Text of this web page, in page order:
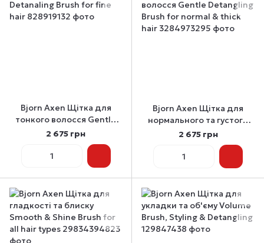
Bjorn Axen Щітка для
тонкого волосся Gentle
Detanaling Brush for fine
2 675 грн
Bjorn Axen Щітка для
нормального та густого
волосся Gentle Detangling
Brush for normal & thick
2 675 грн